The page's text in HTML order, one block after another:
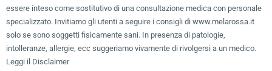
essere inteso come sostitutivo di una consultazione medica con personale
specializzato. Invitiamo gli utenti a seguire i consigli di www.melarossa.it
solo se sono soggetti fisicamente sani. In presenza di patologie,
intolleranze, allergie, ecc suggeriamo vivamente di rivolgersi a un medico.
Leggi il Disclaimer